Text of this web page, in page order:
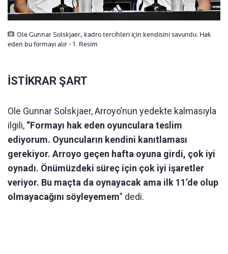
Ole Gunnar Solskjaer, kadro tercihleri için kendisini savundu: Hak
eden bu formayı alır - 1. Resim
İSTİKRAR ŞART
Ole Gunnar Solskjaer, Arroyo’nun yedekte kalmasıyla
ilgili, “Formayı hak eden oyunculara teslim
ediyorum. Oyuncuların kendini kanıtlaması
gerekiyor. Arroyo geçen hafta oyuna girdi, çok iyi
oynadı. Önümüzdeki süreç için çok iyi işaretler
veriyor. Bu maçta da oynayacak ama ilk 11’de olup
olmayacağını söyleyemem” dedi.